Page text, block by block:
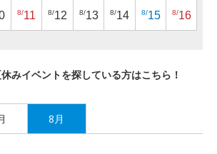
8/11 8/12 8/13 8/14 8/15 8/16
みイベントを探している方はこちら！
8月